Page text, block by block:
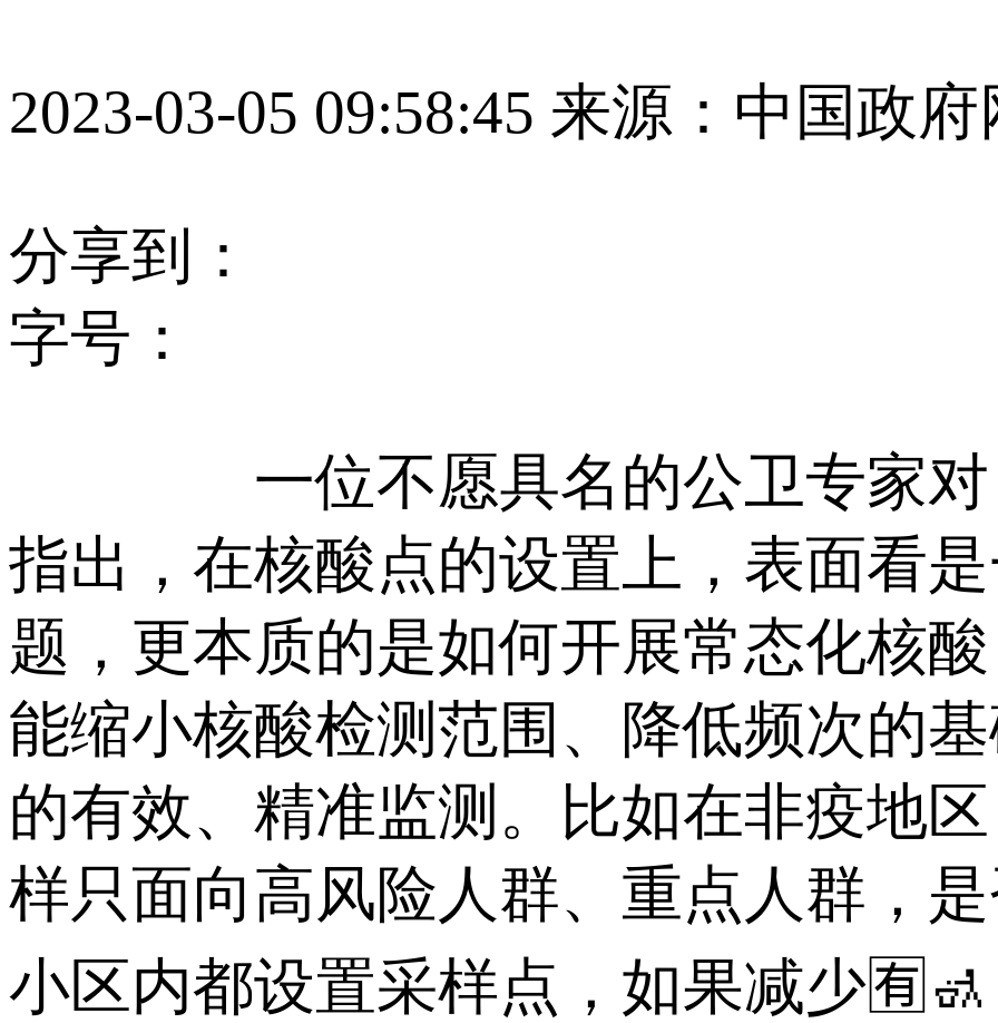
2023-03-05 09:58:45 来源：中国政府
分享到：
字号：
一位不愿具名的公卫专家对
指出，在核酸点的设置上，表面看
题，更本质的是如何开展常态化核
能缩小核酸检测范围、降低频次的
的有效、精准监测。比如在非疫地
样只面向高风险人群、重点人群，
小区内都设置采样点，如果减少